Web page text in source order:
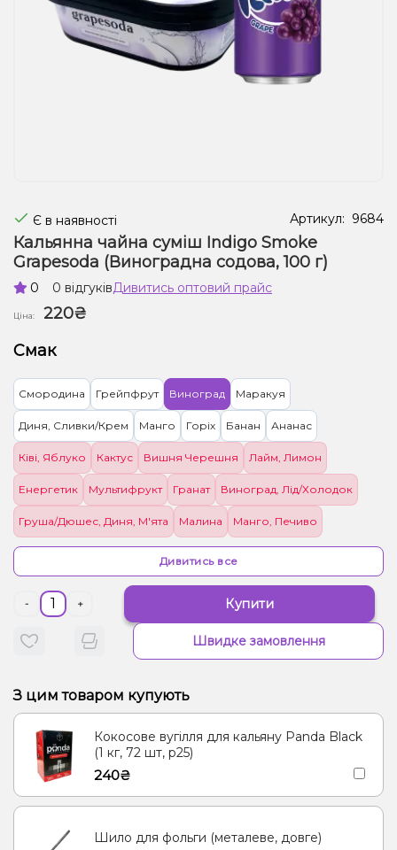
Рідини для електронних сигарет
Подарункові набори
Є в наявності Артикул: 9684
Кальянна чайна суміш Indigo Smoke
Grapesoda (Виноградна содова, 100 г)
0 0 відгуківДивитись оптовий прайс
Ціна:
220₴
Смак
Смородина Грейпфрут Виноград Маракуя
Диня, Сливки/Крем Манго Горіх Банан Ананас
Ківі, Яблуко Кактус Вишня Черешня Лайм, Лимон
Енергетик Мультифрукт Гранат Виноград, Лід/Холодок
Груша/Дюшес, Диня, М'ята Малина Манго, Печиво
М'ята, Цитруси
Дивитись все
- + Купити
Швидке замовлення
З цим товаром купують
Кокосове вугілля для кальяну Panda Black
(1 кг, 72 шт, р25)
240₴
Шило для фольги (металеве, довге)